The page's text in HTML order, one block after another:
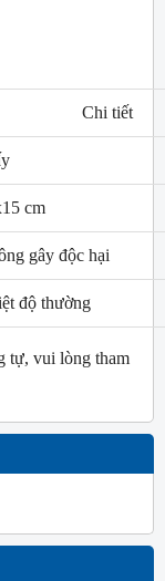
Chi tiết
cm
gây độc hại
độ thường
tự, vui lòng tham